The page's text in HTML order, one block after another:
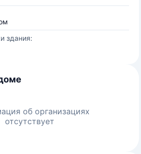
здания:
об организациях
отсутствует